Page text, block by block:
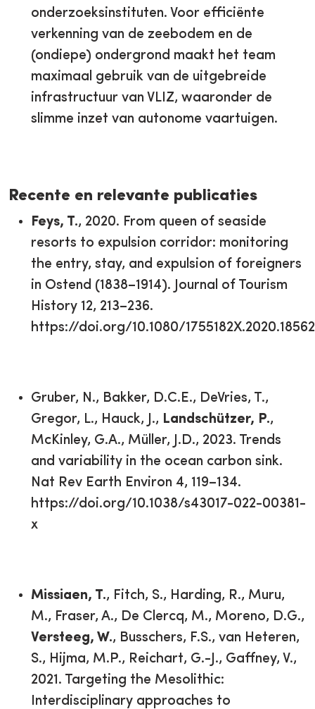
onderzoeksinstituten. Voor efficiënte
verkenning van de zeebodem en de
(ondiepe) ondergrond maakt het team
maximaal gebruik van de uitgebreide
infrastructuur van VLIZ, waaronder de
slimme inzet van autonome vaartuigen.
Recente en relevante publicaties
Feys, T., 2020. From queen of seaside
resorts to expulsion corridor: monitoring
the entry, stay, and expulsion of foreigners
in Ostend (1838–1914). Journal of Tourism
History 12, 213–236.
https://doi.org/10.1080/
Gruber, N., Bakker, D.C.E., DeVries, T.,
Gregor, L., Hauck, J., Landschützer, P.,
McKinley, G.A., Müller, J.D., 2023. Trends
and variability in the ocean carbon sink.
Nat Rev Earth Environ 4, 119–134.
https://doi.org/10.1038/s43017-022-00381-
x
Missiaen, T., Fitch, S., Harding, R., Muru,
M., Fraser, A., De Clercq, M., Moreno, D.G.,
Versteeg, W., Busschers, F.S., van Heteren,
S., Hijma, M.P., Reichart, G.-J., Gaffney, V.,
2021. Targeting the Mesolithic:
Interdisciplinary approaches to